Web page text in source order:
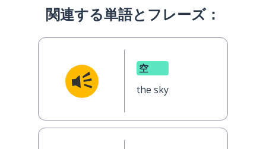
関連する単語とフレーズ：
空
the sky